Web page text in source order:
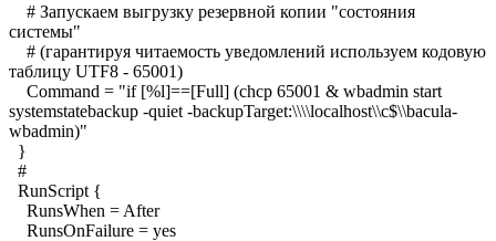
# Запускаем выгрузку резервной копии "состояния
системы"
# (гарантируя читаемость уведомлений используем кодовую
таблицу UTF8 - 65001)
Command = "if [%l]==[Full] (chcp 65001 & wbadmin start
systemstatebackup -quiet -backupTarget:\\\\localhost\\c$\\bacula-
wbadmin)"
}
#
RunScript {
RunsWhen = After
RunsOnFailure = yes